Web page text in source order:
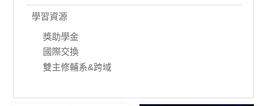
學習資源
獎助學金
國際交換
雙主修輔系&跨域